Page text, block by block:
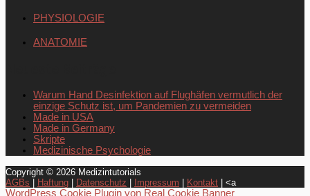
PHYSIOLOGIE
ANATOMIE
Warum Hand Desinfektion auf Flughäfen vermutlich der
einzige Schutz ist, um Pandemien zu vermeiden
Made in USA
Made in Germany
Skripte
Medizinische Psychologie
Copyright © 2026 Medizintutorials
AGBs | Haftung | Datenschutz | Impressum | Kontakt | <a
WordPress Cookie Plugin von Real Cookie Banner